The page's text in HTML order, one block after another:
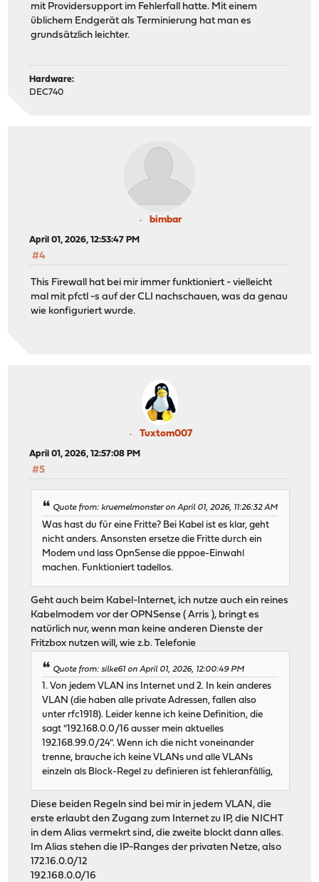
mit Providersupport im Fehlerfall hatte. Mit einem
üblichem Endgerät als Terminierung hat man es
grundsätzlich leichter.
Hardware:
DEC740
bimbar
April 01, 2026, 12:53:47 PM
#4
This Firewall hat bei mir immer funktioniert - vielleicht
mal mit pfctl -s auf der CLI nachschauen, was da genau
wie konfiguriert wurde.
Tuxtom007
April 01, 2026, 12:57:08 PM
#5
Quote from: kruemelmonster on April 01, 2026, 11:26:32 AM
Was hast du für eine Fritte? Bei Kabel ist es klar, geht
nicht anders. Ansonsten ersetze die Fritte durch ein
Modem und lass OpnSense die pppoe-Einwahl
machen. Funktioniert tadellos.
Geht auch beim Kabel-Internet, ich nutze auch ein reines
Kabelmodem vor der OPNSense ( Arris ), bringt es
natürlich nur, wenn man keine anderen Dienste der
Fritzbox nutzen will, wie z.b. Telefonie
Quote from: silke61 on April 01, 2026, 12:00:49 PM
1. Von jedem VLAN ins Internet und 2. In kein anderes
VLAN (die haben alle private Adressen, fallen also
unter rfc1918). Leider kenne ich keine Definition, die
sagt "192.168.0.0/16 ausser mein aktuelles
192.168.99.0/24". Wenn ich die nicht voneinander
trenne, brauche ich keine VLANs und alle VLANs
einzeln als Block-Regel zu definieren ist fehleranfällig,
Diese beiden Regeln sind bei mir in jedem VLAN, die
erste erlaubt den Zugang zum Internet zu IP, die NICHT
in dem Alias vermekrt sind, die zweite blockt dann alles.
Im Alias stehen die IP-Ranges der privaten Netze, also
172.16.0.0/12
192.168.0.0/16